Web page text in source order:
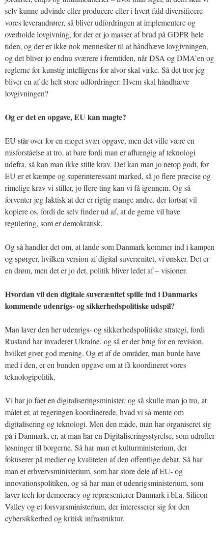
selv kunne udvinde eller producere eller i hvert fald diversificere
vores leverandrører, så bliver udfordringen at implementere og
overholde lovgivning, for der er jo masser af brud på GDPR hele
tiden, og der er ikke nok mennesker til at håndhæve lovgivningen,
og det bliver jo endnu sværere i fremtiden, når DSA og DMA’en og
reglerne for kunstig intelligens for alvor skal virke. Så det tror jeg
bliver en af de helt store udfordringer: Hvem skal håndhæve
lovgivningen?
Og er det en opgave, EU kan magte?
EU står over for en meget svær opgave, men det ville være en
misforståelse at tro, at bare fordi man er afhængig af teknologi
udefra, så kan man ikke stille krav. Det kan man jo netop godt, for
EU er et kæmpe og superinteressant marked, så jo flere præcise og
rimelige krav vi stiller, jo flere ting kan vi få igennem. Og så
forventer jeg faktisk at der er rigtig mange andre, der fortsat vil
kopiere os, fordi de selv finder ud af, at de gerne vil have
regulering, som er demokratisk.
Og så handler det om, at lande som Danmark kommer ind i kampen
og spørger, hvilken version af digital suverænitet, vi ønsker. Det er
en drøm, men det er jo det, politik bliver ledet af – visioner.
Hvordan vil den digitale suverænitet spille ind i Danmarks
kommende udenrigs- og sikkerhedspolitiske udspil?
Man laver den her udenrigs- og sikkerhedspolitiske strategi, fordi
Rusland har invaderet Ukraine, og så er der brug for en revision,
hvilket giver god mening. Og et af de områder, man burde have
med i den, er en bunden opgave om at få koordineret vores
teknologipolitik.
Vi har jo fået en digitaliseringsminister, og så skulle man jo tro, at
målet er, at regeringen koordinerede, hvad vi så mente om
digitalisering og teknologi. Men den måde, man har organiseret sig
på i Danmark, er, at man har en Digitaliseringsstyrelse, som udruller
løsninger til borgerne. Så har man et kulturministerium, der
fokuserer på medier og kvaliteten af den offentlige debat. Så har
man et erhvervsministerium, som har store dele af EU- og
innovationspolitiken, og så har man et udenrigsministerium, som
laver tech for democracy og repræsenterer Danmark i bl.a. Silicon
Valley og et forsvarsministerium, der interesserer sig for den
cybersikkerhed og kritisk infrastruktur.